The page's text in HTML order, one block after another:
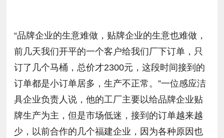
“品牌企业的生意难做，贴牌企业的生意也难做，
前几天我们开平的一个客户给我们厂下订单，只
订了几个马桶，总价才2300元，这段时间接到的
订单都是小订单居多，生产不正常。”一位感应洁
具企业负责人说，他的工厂主要以给品牌企业贴
牌生产为主，但是市场低迷，接到的订单越来越
少，以前合作的几个福建企业，因为各种原因也